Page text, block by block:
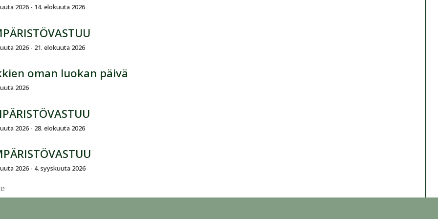
2026 - 14. elokuuta 2026
2026 - 21. elokuuta 2026
oman luokan päivä
2026
2026 - 28. elokuuta 2026
2026 - 4. syyskuuta 2026